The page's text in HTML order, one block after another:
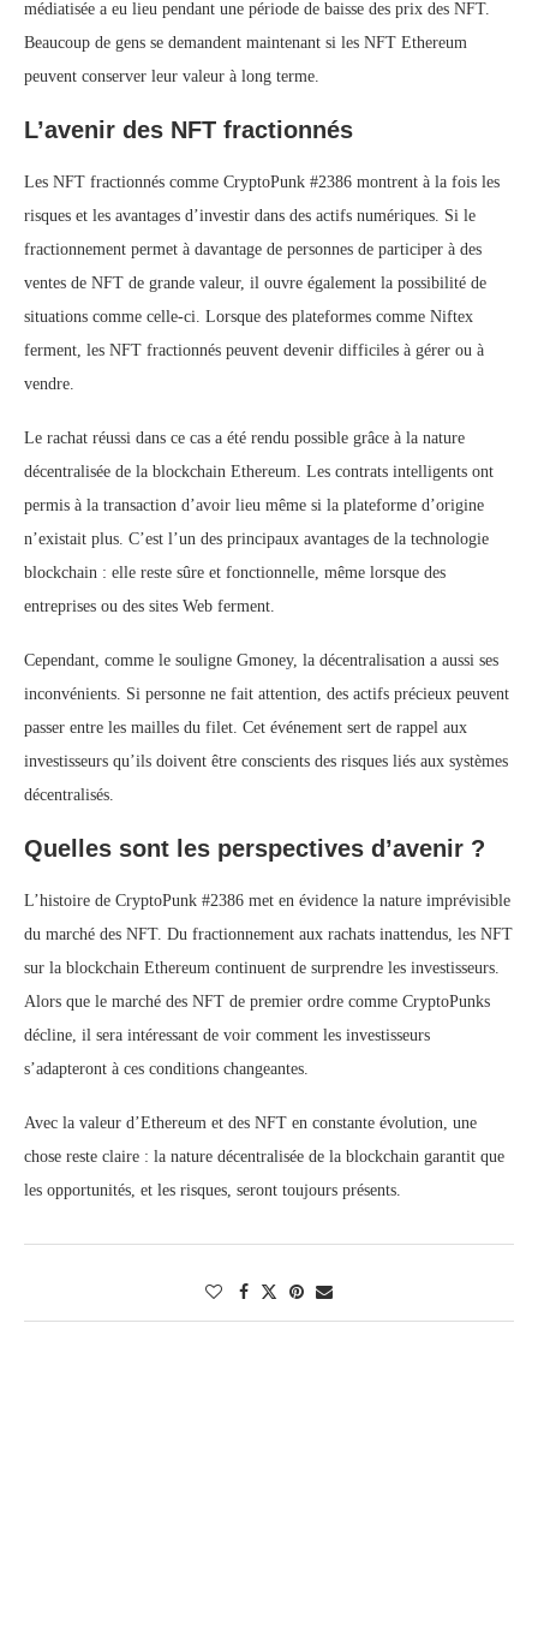
médiatisée a eu lieu pendant une période de baisse des prix des NFT.
Beaucoup de gens se demandent maintenant si les NFT Ethereum
peuvent conserver leur valeur à long terme.
L’avenir des NFT fractionnés
Les NFT fractionnés comme CryptoPunk #2386 montrent à la fois les
risques et les avantages d’investir dans des actifs numériques. Si le
fractionnement permet à davantage de personnes de participer à des
ventes de NFT de grande valeur, il ouvre également la possibilité de
situations comme celle-ci. Lorsque des plateformes comme Niftex
ferment, les NFT fractionnés peuvent devenir difficiles à gérer ou à
vendre.
Le rachat réussi dans ce cas a été rendu possible grâce à la nature
décentralisée de la blockchain Ethereum. Les contrats intelligents ont
permis à la transaction d’avoir lieu même si la plateforme d’origine
n’existait plus. C’est l’un des principaux avantages de la technologie
blockchain : elle reste sûre et fonctionnelle, même lorsque des
entreprises ou des sites Web ferment.
Cependant, comme le souligne Gmoney, la décentralisation a aussi ses
inconvénients. Si personne ne fait attention, des actifs précieux peuvent
passer entre les mailles du filet. Cet événement sert de rappel aux
investisseurs qu’ils doivent être conscients des risques liés aux systèmes
décentralisés.
Quelles sont les perspectives d’avenir ?
L’histoire de CryptoPunk #2386 met en évidence la nature imprévisible
du marché des NFT. Du fractionnement aux rachats inattendus, les NFT
sur la blockchain Ethereum continuent de surprendre les investisseurs.
Alors que le marché des NFT de premier ordre comme CryptoPunks
décline, il sera intéressant de voir comment les investisseurs
s’adapteront à ces conditions changeantes.
Avec la valeur d’Ethereum et des NFT en constante évolution, une
chose reste claire : la nature décentralisée de la blockchain garantit que
les opportunités, et les risques, seront toujours présents.